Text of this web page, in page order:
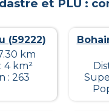
et PLU :
(59222)
km
4 km²
: 263